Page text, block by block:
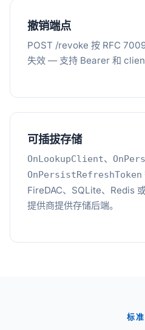
撤销端点
POST /revoke 按 RFC
失效 — 支持 Bearer 和
可插拔存储
OnLookupClient、
OnPersistRefreshToken
FireDAC、SQLite、Redis
提供商提供存储后端。
标准